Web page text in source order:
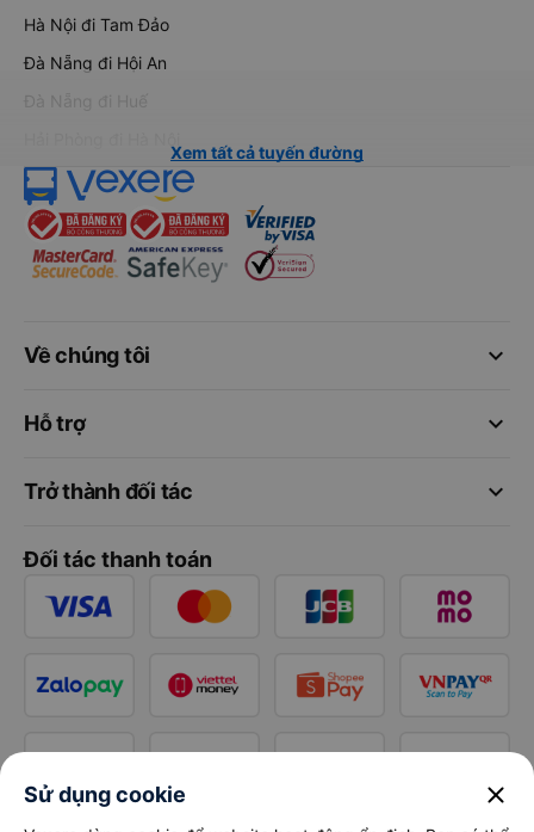
Hà Nội đi Tam Đảo
Đà Nẵng đi Hội An
Đà Nẵng đi Huế
Xem tất cả tuyến đường
keyboard_arrow_down
Về chúng tôi
keyboard_arrow_down
Hỗ trợ
keyboard_arrow_down
Trở thành đối tác
Đối tác thanh toán
Sử dụng cookie close